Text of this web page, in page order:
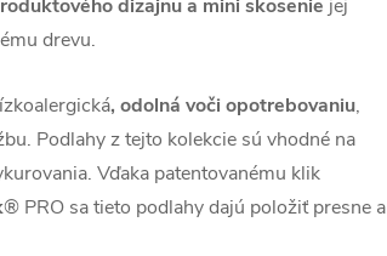
dizajnu a mini skosenie jej
drevu.
, odolná voči opotrebovaniu,
Podlahy z tejto kolekcie sú vhodné na
Vďaka patentovanému klik
® PRO sa tieto podlahy dajú položiť presne a